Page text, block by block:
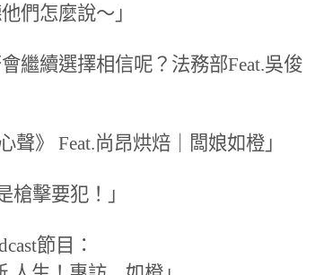
們怎麼說～」
繼續選擇相信呢？法務部Feat.吳俊
》 Feat.尚昂烘焙｜闆娘如橙」
擊要犯！」
節目：